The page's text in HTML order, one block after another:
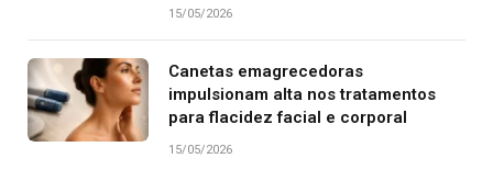
15/05/2026
Canetas emagrecedoras
impulsionam alta nos tratamentos
para flacidez facial e corporal
15/05/2026